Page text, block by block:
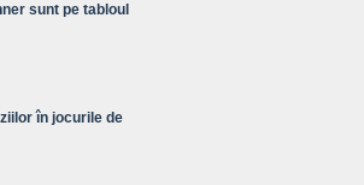
sunt pe tabloul
în jocurile de